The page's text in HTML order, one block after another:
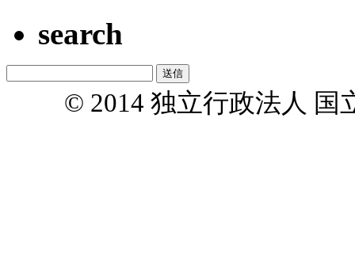
search
© 2014 独立行政法人 国